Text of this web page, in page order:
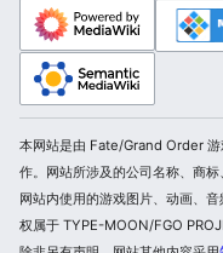
本网站是由 Fate/Grand Order
作。网站所涉及的公司名称、商标
网站内使用的游戏图片、动画、
权属于 TYPE-MOON/FGO